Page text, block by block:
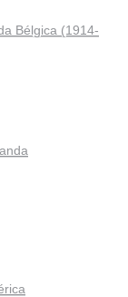
Bélgica (1914-